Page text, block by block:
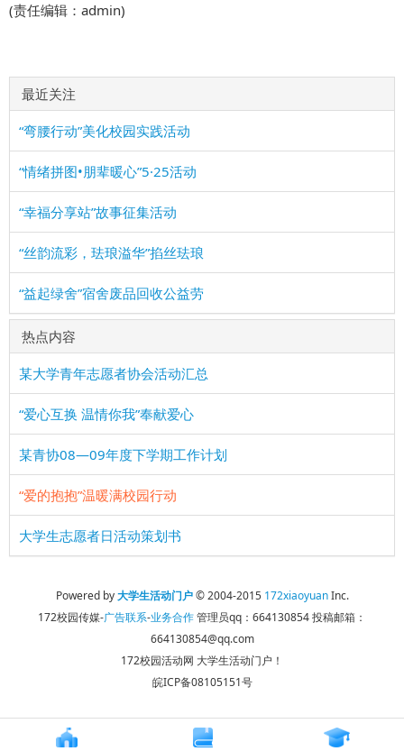
(责任编辑：admin)
最近关注
“弯腰行动”美化校园实践活动
“情绪拼图•朋辈暖心”5·25活动
“幸福分享站”故事征集活动
“丝韵流彩，珐琅溢华”掐丝珐琅
“益起绿舍”宿舍废品回收公益劳
热点内容
某大学青年志愿者协会活动汇总
“爱心互换 温情你我”奉献爱心
某青协08—09年度下学期工作计划
“爱的抱抱”温暖满校园行动
大学生志愿者日活动策划书
Powered by大学生活动门户© 2004-2015 172xiaoyuanInc.
172校园传媒-广告联系-业务合作管理员qq：664130854投稿邮箱：
664130854@qq.com
172校园活动网 大学生活动门户！
皖ICP备08105151号